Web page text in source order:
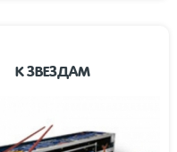
К ЗВЕЗДАМ